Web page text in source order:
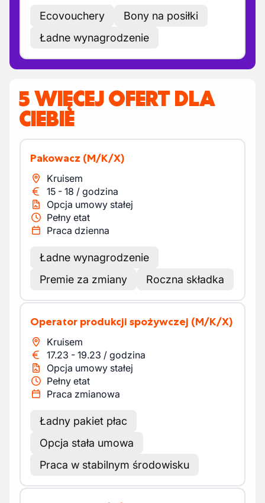
Ecovouchery
Bony na posiłki
Ładne wynagrodzenie
5 WIĘCEJ OFERT DLA
CIEBIE
Pakowacz (M/K/X)
Kruisem
15 - 18 / godzina
Opcja umowy stałej
Pełny etat
Praca dzienna
Ładne wynagrodzenie
Premie za zmiany
Roczna składka
Operator produkcji spożywczej (M/K/X)
Kruisem
17.23 - 19.23 / godzina
Opcja umowy stałej
Pełny etat
Praca zmianowa
Ładny pakiet płac
Opcja stała umowa
Praca w stabilnym środowisku